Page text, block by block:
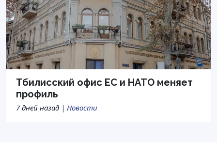
Тбилисский офис ЕС и НАТО меняет
профиль
7 дней назад | Новости